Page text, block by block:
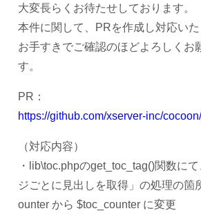
大変長らくお待たせしております。
本件に関して、PRを作成し対応いた
お手すきでご確認のほどよろしくお
す。
PR：
https://github.com/xserver-inc/
（対応内容）
・lib\toc.phpのget_toc_tag()関数に
ジごとに見出しを取得」の処理の箇
ounter から $toc_counter に変更